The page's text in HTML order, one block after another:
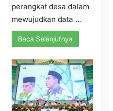
perangkat desa dalam
mewujudkan data ...
Baca Selanjutnya